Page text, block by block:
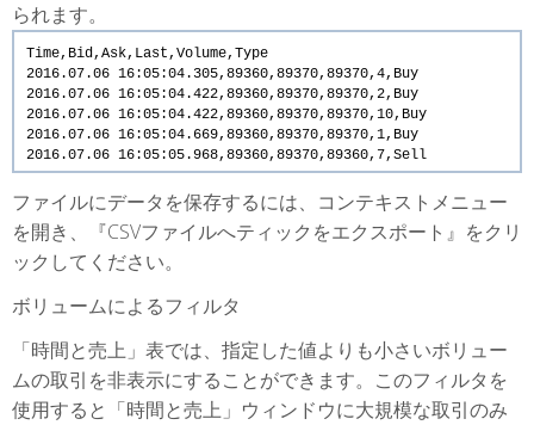
られます。
Time,Bid,Ask,Last,Volume,Type
2016.07.06 16:05:04.305,89360,89370,89370,4,Buy
2016.07.06 16:05:04.422,89360,89370,89370,2,Buy
2016.07.06 16:05:04.422,89360,89370,89370,10,Buy
2016.07.06 16:05:04.669,89360,89370,89370,1,Buy
2016.07.06 16:05:05.968,89360,89370,89360,7,Sell
ファイルにデータを保存するには、コンテキストメニュー
を開き、『CSVファイルへティックをエクスポート』をクリ
ックしてください。
ボリュームによるフィルタ
「時間と売上」表では、指定した値よりも小さいボリュー
ムの取引を非表示にすることができます。このフィルタを
使用すると「時間と売上」ウィンドウに大規模な取引のみ